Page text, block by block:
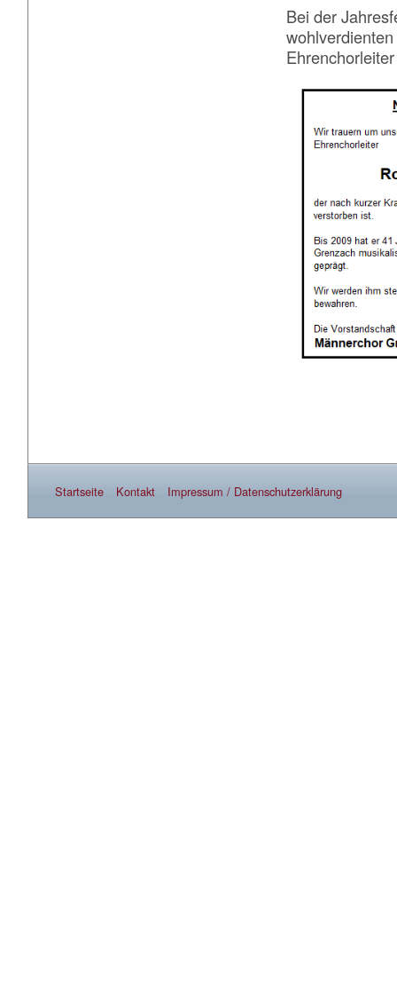
Bei der
Startseite Kontakt Impressum / Datenschutzerklärung